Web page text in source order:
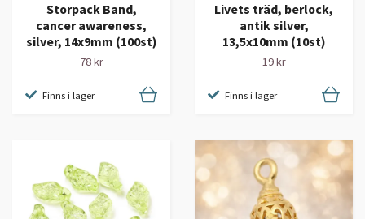
Storpack Band,
cancer awareness,
silver, 14x9mm (100st)
78 kr
Finns i lager
Livets träd, berlock,
antik silver,
13,5x10mm (10st)
19 kr
Finns i lager